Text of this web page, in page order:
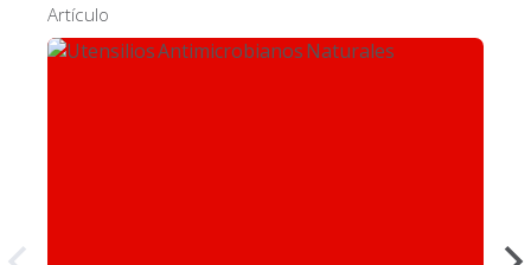
Artículo